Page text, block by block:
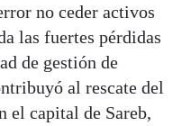
no ceder activos
las fuertes pérdidas
de gestión de
al rescate del
el capital de Sareb,